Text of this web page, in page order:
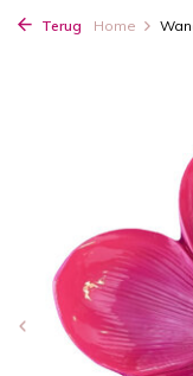
Terug Home